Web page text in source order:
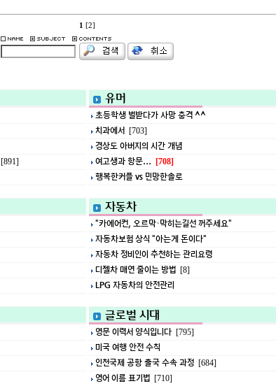
1 [2]
[891]
유머
초등학생 벌받다가 사망 충격 ^^
치과에서 [703]
경상도 아버지의 시간 개념
여고생과 항문...
[708]
행복한커플 vs 민망한솔로
자동차
"카에어컨, 오르막·막히는길선 꺼주세요"
자동차보험 상식 "아는게 돈이다"
자동차 정비인이 추천하는 관리요령
디젤차 매연 줄이는 방법 [8]
LPG 자동차의 안전관리
글로벌 시대
영문 이력서 양식입니다 [795]
미국 여행 안전 수칙
인천국제 공항 출국 수속 과정 [684]
영어 이름 표기법 [710]